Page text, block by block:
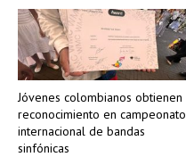
Jóvenes colombianos obtienen
reconocimiento en campeonato
internacional de bandas
sinfónicas